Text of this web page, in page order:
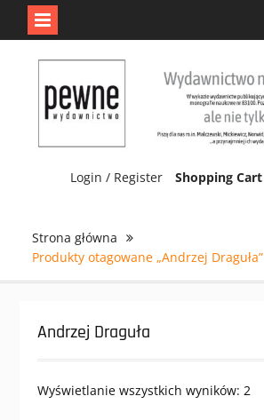
Login / Register Shopping Cart
Strona główna
Produkty otagowane „Andrzej Draguła”
Andrzej Draguła
Wyświetlanie wszystkich wyników: 2